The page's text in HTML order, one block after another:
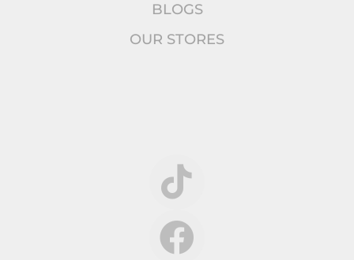
BLOGS
OUR STORES